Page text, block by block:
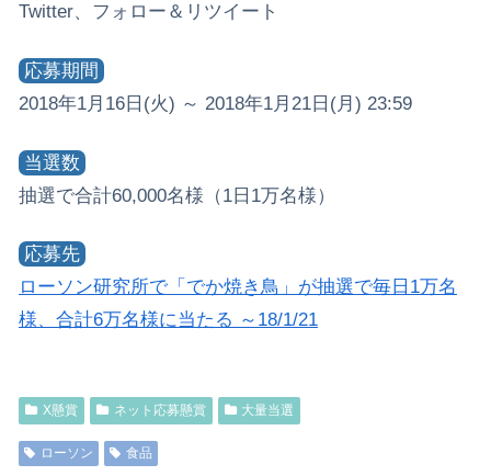
Twitter、フォロー＆リツイート
応募期間
2018年1月16日(火) ～ 2018年1月21日(月) 23:59
当選数
抽選で合計60,000名様（1日1万名様）
応募先
ローソン研究所で「でか焼き鳥」が抽選で毎日1万名
様、合計6万名様に当たる ～18/1/21
X懸賞 ネット応募懸賞 大量当選
ローソン 食品